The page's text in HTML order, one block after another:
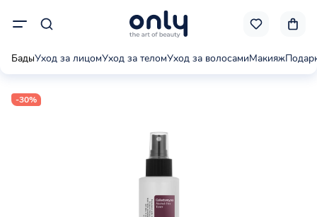
БадыУход за лицомУход за теломУход за волосамиМакияж
-30%